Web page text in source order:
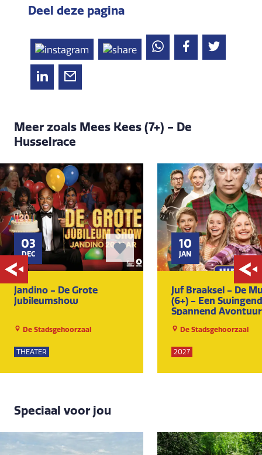
Deel deze pagina
Meer zoals Mees Kees (7+) - De
Husselrace
03
DEC
Jandino - De Grote
Jubileumshow
De Stadsgehoorzaal
THEATER
10
JAN
Juf Braaksel - De
(6+) - Een
Spannend
De Stadsgehoorzaal
2027
Speciaal voor jou